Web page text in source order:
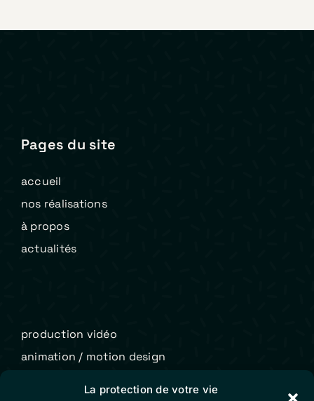
La protection de votre vie
Pages du site
accueil
nos réalisations
à propos
actualités
production vidéo
animation / motion design